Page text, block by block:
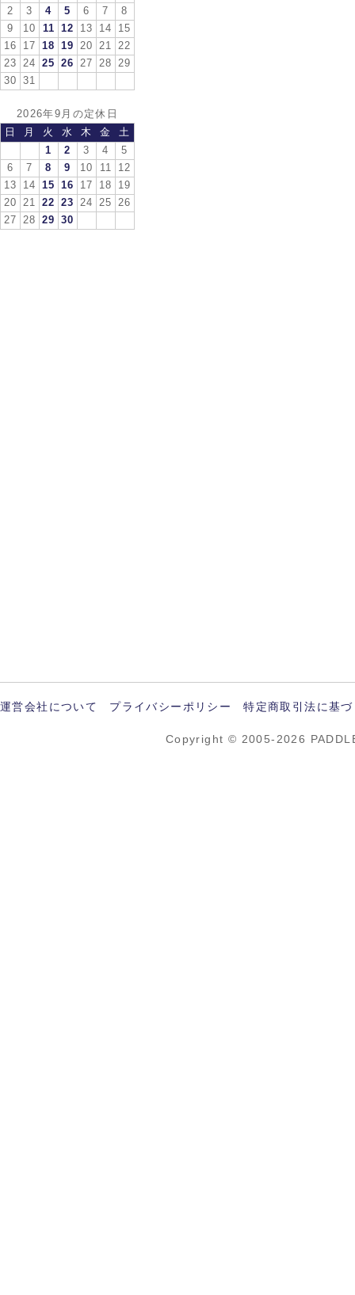
2
3 4 5 6 7
8
9
10 11 12 13 14
15
16
17 18 19 20 21
22
23
24 25 26 27 28
29
30
31
2026年9月の定休日
日
月 火 水 木 金
土
1
2 3 4
5
6
7 8 9 10 11
12
13
14 15 16 17 18
19
20
21 22 23 24 25
26
27
28 29 30
運営会社について プライバシーポリシー 特定商取引法に基
Copyright © 2005-2026